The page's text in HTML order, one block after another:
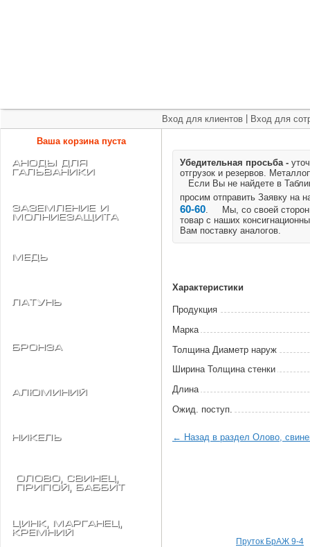
Вход для клиентов Вход для
Ваша корзина пуста
АНОДЫ для
ГАЛЬВАНИКИ
Заземление и
Молниезащита
Медь
Латунь
Бронза
Алюминий
Никель
Олово, свинец,
припой, баббит
Цинк, марганец,
кремний
Убедительная просьба -
отгрузок и резервов.
Если Вы не найдете в
просим отправить Заявку на
60-60. Мы, со своей
товар с наших
Вам поставку аналогов.
Характеристики
Продукция
Марка
Толщина Диаметр наруж
Ширина Толщина стенки
Длина
Ожид. поступ.
← Назад в раздел Олово,
Пруток БрАЖ 9-4